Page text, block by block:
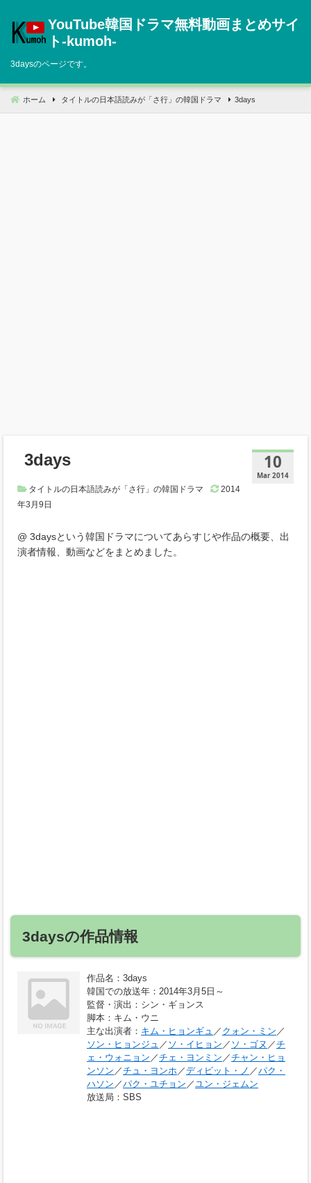
へ
動
YouTube韓国ドラマ無料動画まとめサイ
ト‐kumoh‐
3daysのページです。
ホーム タイトルの日本語読みが「さ行」の韓国ドラマ 3days
10
Mar 2014
3days
タイトルの日本語読みが「さ行」の韓国ドラマ
2014
年3月9日
@ 3daysという韓国ドラマについてあらすじや作品の概要、出
演者情報、動画などをまとめました。
3daysの作品情報
作品名 ：3days
韓国での放送年 ：2014年3月5日～
監督・演出 ：シン・ギョンス
脚本 ：キム・ウニ
主な出演者 ： キム・ヒョンギュ ／ クォン・ミン ／
ソン・ヒョンジュ ／ ソ・イヒョン ／ ソ・ゴヌ ／チ
ェ・ウォニョン ／チェ・ヨンミン ／チャン・ヒョ
ンソン ／チュ・ヨンホ ／ディビット・ノ ／パク・
ハソン ／パク・ユチョン ／ユン・ジェムン
放送局 ：SBS